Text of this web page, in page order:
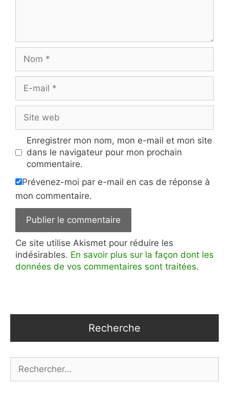
mail
web
Enregistrer mon nom, mon e-mail et mon site
dans le navigateur pour mon prochain
commentaire.
Prévenez-moi par e-mail en cas de réponse à
mon commentaire.
Ce site utilise Akismet pour réduire les
indésirables. En savoir plus sur la façon dont les
données de vos commentaires sont traitées.
Recherche